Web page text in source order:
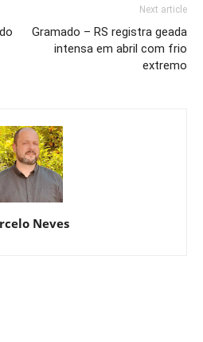
Next article
Gramado – RS registra geada
intensa em abril com frio
extremo
Neves